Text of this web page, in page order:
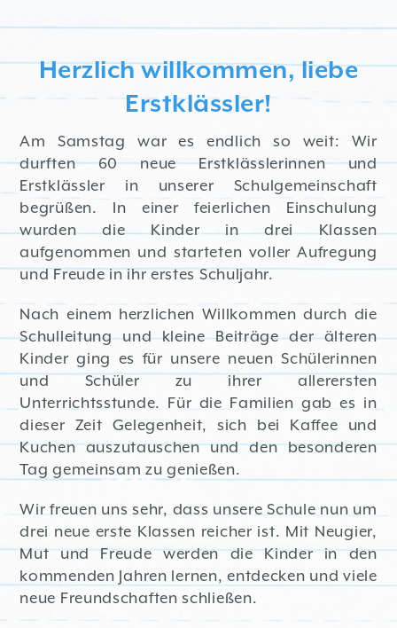
KINDERSEITEN
Herzlich willkommen, liebe
Erstklässler!
Am Samstag war es endlich so weit: Wir
durften 60 neue Erstklässlerinnen und
Erstklässler in unserer Schulgemeinschaft
begrüßen. In einer feierlichen Einschulung
wurden die Kinder in drei Klassen
aufgenommen und starteten voller Aufregung
und Freude in ihr erstes Schuljahr.
Nach einem herzlichen Willkommen durch die
Schulleitung und kleine Beiträge der älteren
Kinder ging es für unsere neuen Schülerinnen
und Schüler zu ihrer allerersten
Unterrichtsstunde. Für die Familien gab es in
dieser Zeit Gelegenheit, sich bei Kaffee und
Kuchen auszutauschen und den besonderen
Tag gemeinsam zu genießen.
Wir freuen uns sehr, dass unsere Schule nun um
drei neue erste Klassen reicher ist. Mit Neugier,
Mut und Freude werden die Kinder in den
kommenden Jahren lernen, entdecken und viele
neue Freundschaften schließen.